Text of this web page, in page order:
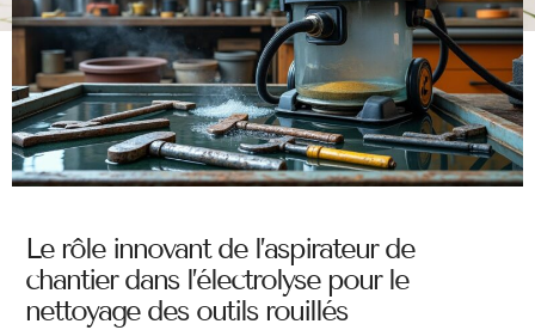
Le rôle innovant de l’aspirateur de
chantier dans l’électrolyse pour le
nettoyage des outils rouillés